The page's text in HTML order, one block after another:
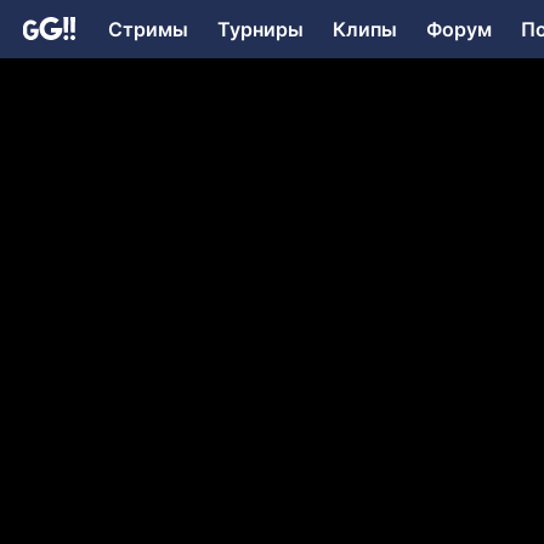
Стримы Турниры Клипы Форум